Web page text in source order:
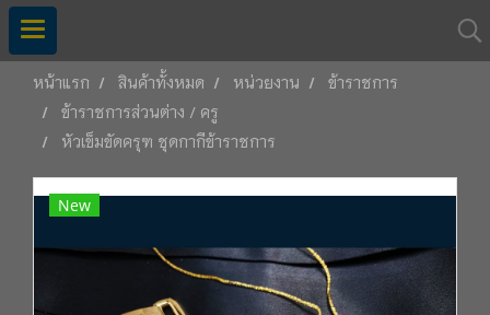
หน้าแรก สินค้าทั้งหมด หน่วยงาน
ข้าราชการ
ข้าราชการส่วนต่าง / ครู
หัวเข็มขัดครุฑ ชุดกากีข้าราชการ
New